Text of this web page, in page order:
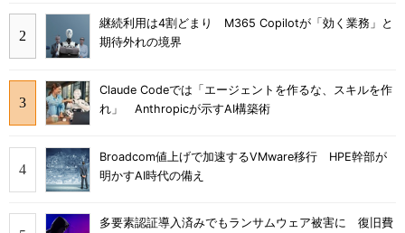
継続利用は4割どまり M365 Copilotが「効く業務」と
期待外れの境界
Claude Codeでは「エージェントを作るな、スキルを作
れ」 Anthropicが示すAI構築術
Broadcom値上げで加速するVMware移行 HPE幹部が
明かすAI時代の備え
多要素認証導入済みでもランサムウェア被害に 復旧費